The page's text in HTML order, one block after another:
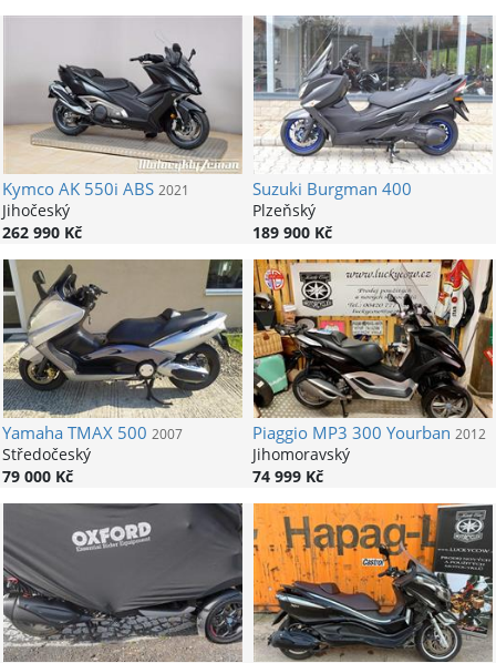
KymcoAK 550i ABS 2021
Jihočeský
262 990 Kč
Suzuki Burgman 400
Plzeňský
189 900 Kč
YamahaTMAX 500 2007
Středočeský
79 000 Kč
PiaggioMP3 300 Yourban 2012
Jihomoravský
74 999 Kč